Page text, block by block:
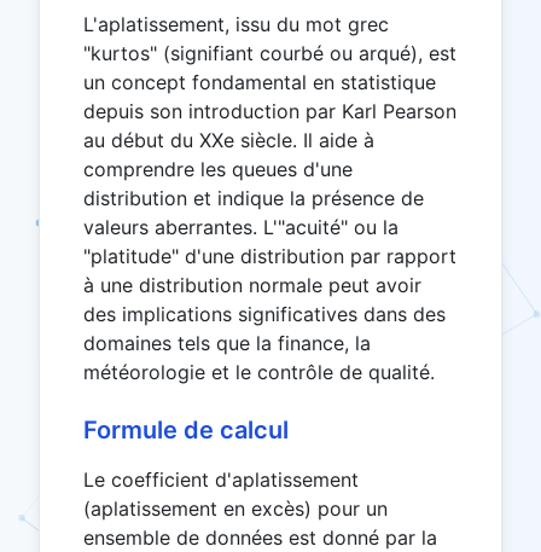
L'aplatissement, issu du mot grec
"kurtos" (signifiant courbé ou arqué), est
un concept fondamental en statistique
depuis son introduction par Karl Pearson
au début du XXe siècle. Il aide à
comprendre les queues d'une
distribution et indique la présence de
valeurs aberrantes. L'"acuité" ou la
"platitude" d'une distribution par rapport
à une distribution normale peut avoir
des implications significatives dans des
domaines tels que la finance, la
météorologie et le contrôle de qualité.
Formule de calcul
Le coefficient d'aplatissement
(aplatissement en excès) pour un
ensemble de données est donné par la